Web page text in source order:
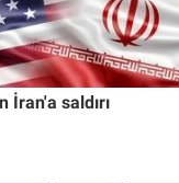
İran'a saldırı